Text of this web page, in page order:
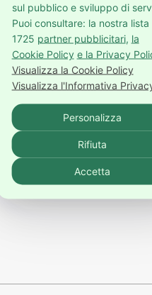
sul pubblico e sviluppo di
Puoi consultare: la nostra lista
1725 partner pubblicitari, la
Cookie Policy e la Privacy
Visualizza la Cookie Policy
Visualizza l'Informativa
Personalizza
Rifiuta
Accetta